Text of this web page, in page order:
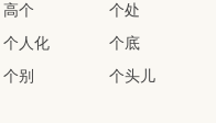
高个
个处
个人化
个底
个别 个头儿